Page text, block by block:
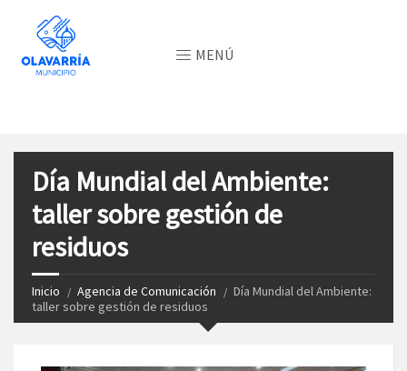
MENÚ
Día Mundial del Ambiente:
taller sobre gestión de
residuos
Inicio Agencia de Comunicación
Día Mundial del Ambiente:
taller sobre gestión de residuos